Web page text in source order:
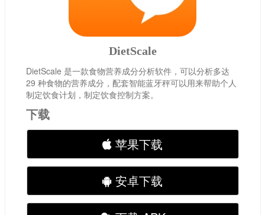
DietScale
DietScale 是一款食物营养成分分析软件，可以分析多达
29 种食物的营养成分，配套智能蓝牙秤可以用来帮助个人
制定饮食计划，制定饮食控制方案。
下载
苹果下载
安卓下载